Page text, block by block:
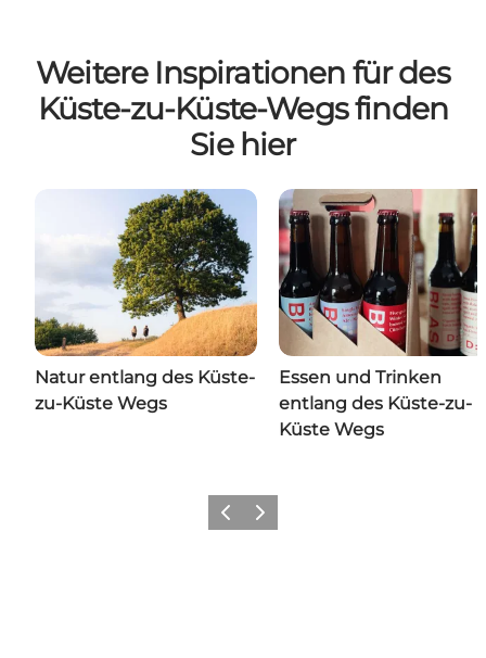
Weitere Inspirationen für des
Küste-zu-Küste-Wegs finden
Sie hier
Natur entlang des Küste-
zu-Küste Wegs
Essen und Trinken
entlang des Küste-zu-
Küste Wegs
ZurückWeiter